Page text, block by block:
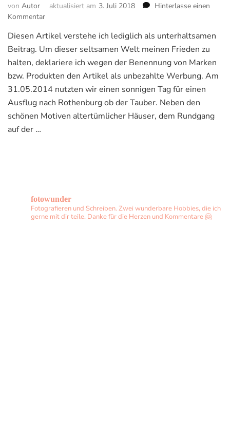
von Autor aktualisiert am 3. Juli 2018
Hinterlasse einen
Kommentarzu
Parade
in
Rothenburg
der
Tauber
Diesen Artikel verstehe ich lediglich als unterhaltsamen
Beitrag. Um dieser seltsamen Welt meinen Frieden zu
halten, deklariere ich wegen der Benennung von Marken
bzw. Produkten den Artikel als unbezahlte Werbung. Am
31.05.2014 nutzten wir einen sonnigen Tag für einen
Ausflug nach Rothenburg ob der Tauber. Neben den
schönen Motiven altertümlicher Häuser, dem Rundgang
auf der …
fotowunder
Fotografieren und Schreiben. Zwei wunderbare Hobbies, die ich
gerne mit dir teile. Danke für die Herzen und Kommentare 🤗